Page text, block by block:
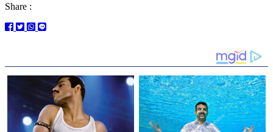
Share :